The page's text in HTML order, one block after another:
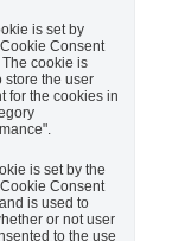
is set by
Consent
cookie is
store the user
for the cookies in
is set by the
Consent
is used to
or not user
to the use